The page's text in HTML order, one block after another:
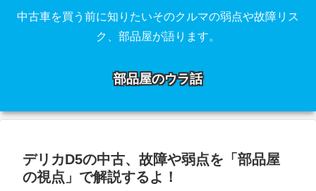
中古車を買う前に知りたいそのクルマの弱点や故障リス
ク、部品屋が語ります。
部品屋のウラ話
デリカD5の中古、故障や弱点を「部品屋
の視点」で解説するよ！